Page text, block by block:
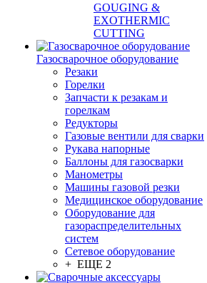
GOUGING &
EXOTHERMIC
CUTTING
Газосварочное оборудование
Резаки
Горелки
Запчасти к резакам и
горелкам
Редукторы
Газовые вентили для сварки
Рукава напорные
Баллоны для газосварки
Манометры
Машины газовой резки
Медицинское оборудование
Оборудование для
газораспределительных
систем
Сетевое оборудование
+ ЕЩЕ 2